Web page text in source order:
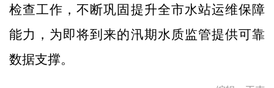
检查工作，不断巩固提升全市水站运维保障
能力，为即将到来的汛期水质监管提供可靠
数据支撑。